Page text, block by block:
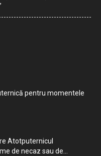
pentru momentele
Atotputernicul
de necaz sau de...